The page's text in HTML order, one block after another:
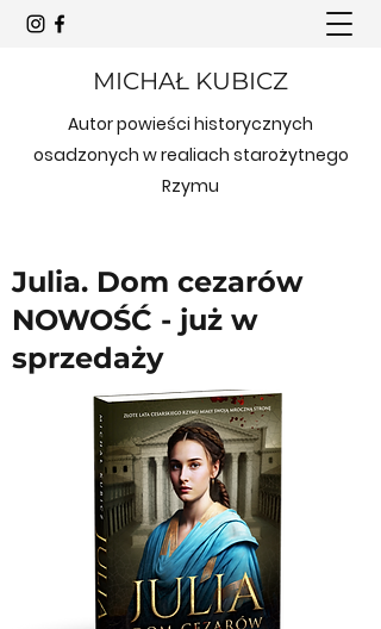
MICHAŁ KUBICZ
Autor powieści historycznych
osadzonych w realiach starożytnego
Rzymu
Julia. Dom cezarów
NOWOŚĆ - już w
sprzedaży